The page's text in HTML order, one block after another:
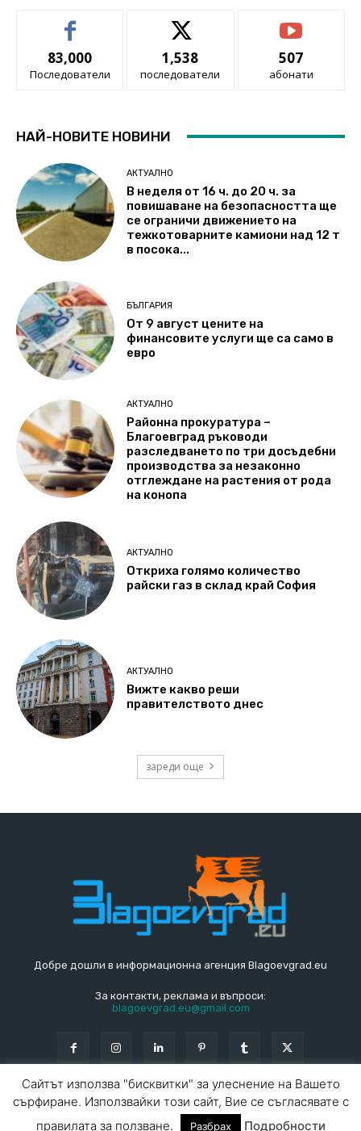
83,000
Последователи
1,538
последователи
507
абонати
НАЙ-НОВИТЕ НОВИНИ
АКТУАЛНО
В неделя от 16 ч. до 20 ч. за
повишаване на безопасността ще
се ограничи движението на
тежкотоварните камиони над 12 т
в посока...
БЪЛГАРИЯ
От 9 август цените на
финансовите услуги ще са само в
евро
АКТУАЛНО
Районна прокуратура –
Благоевград ръководи
разследването по три досъдебни
производства за незаконно
отглеждане на растения от рода
на конопа
АКТУАЛНО
Откриха голямо количество
райски газ в склад край София
АКТУАЛНО
Вижте какво реши
правителството днес
зареди още
Добре дошли в информационна агенция Blagoevgrad.eu
За контакти, реклама и въпроси:
blagoevgrad.eu@gmail.com
Общи условия
Сайтът използва "бисквитки" за улеснение на Вашето
сърфиране. Използвайки този сайт, Вие се съгласявате с
правилата за ползване.
Разбрах Подробности